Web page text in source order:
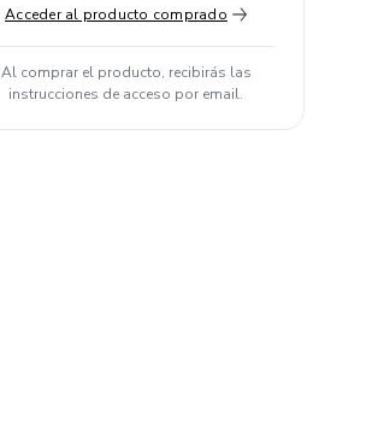
Acceder al producto comprado
Al comprar el producto, recibirás las
instrucciones de acceso por email.